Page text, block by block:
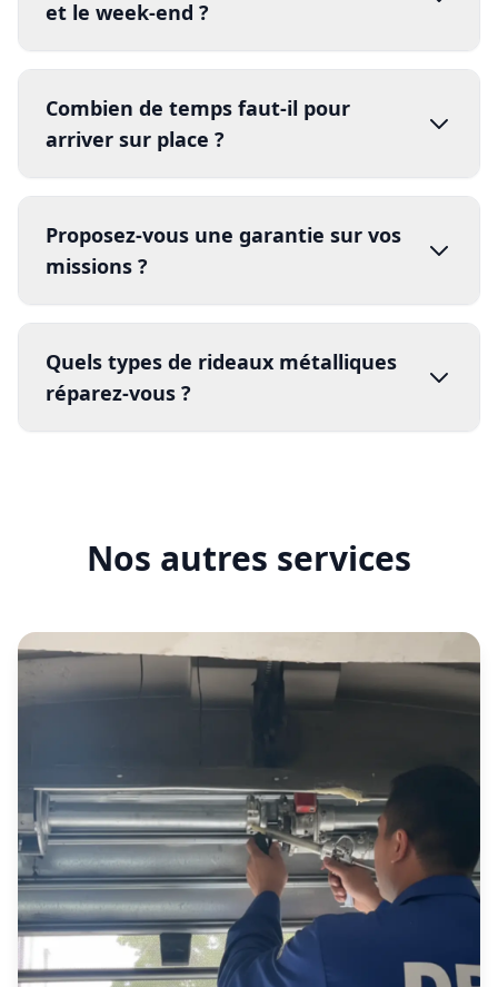
et le week-end ?
Combien de temps faut-il pour
arriver sur place ?
Proposez-vous une garantie sur vos
missions ?
garantie
Quels types de rideaux métalliques
réparez-vous ?
Nos autres services